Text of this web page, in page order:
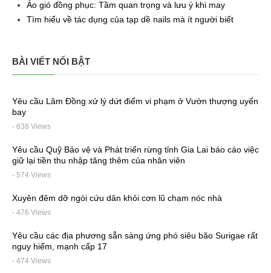
Áo gió đồng phục: Tầm quan trọng và lưu ý khi may
Tìm hiểu về tác dụng của tạp dề nails mà ít người biết
BÀI VIẾT NỔI BẬT
Yêu cầu Lâm Đồng xử lý dứt điểm vi phạm ở Vườn thượng uyển
bay
- 638 Views
Yêu cầu Quỹ Bảo vệ và Phát triển rừng tỉnh Gia Lai báo cáo việc
giữ lại tiền thu nhập tăng thêm của nhân viên
- 574 Views
Xuyên đêm dỡ ngói cứu dân khỏi cơn lũ chạm nóc nhà
- 476 Views
Yêu cầu các địa phương sẵn sàng ứng phó siêu bão Surigae rất
nguy hiểm, mạnh cấp 17
- 474 Views